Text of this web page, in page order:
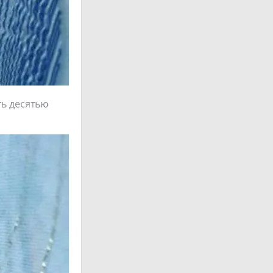
десятью